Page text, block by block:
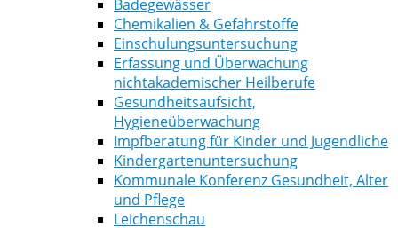
Badegewässer
Chemikalien & Gefahrstoffe
Einschulungsuntersuchung
Erfassung und Überwachung
nichtakademischer Heilberufe
Gesundheitsaufsicht,
Hygieneüberwachung
Impfberatung für Kinder und Jugendliche
Kindergartenuntersuchung
Kommunale Konferenz Gesundheit, Alter
und Pflege
Leichenschau